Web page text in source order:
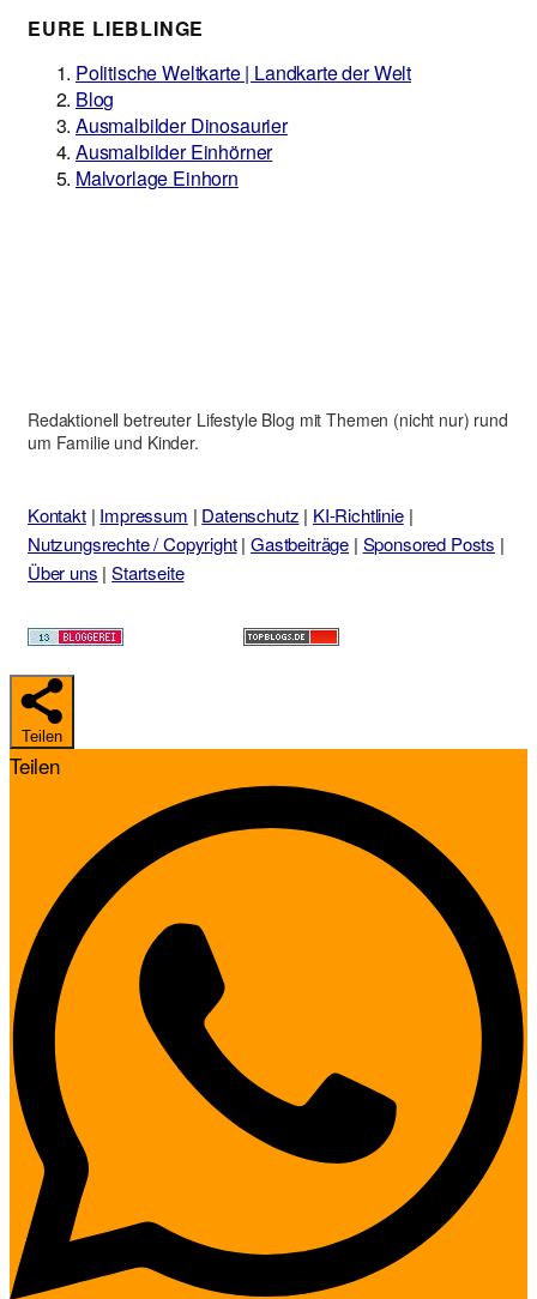
EURE LIEBLINGE
Politische Weltkarte | Landkarte der Welt
Blog
Ausmalbilder Dinosaurier
Ausmalbilder Einhörner
Malvorlage Einhorn
Redaktionell betreuter Lifestyle Blog mit Themen (nicht nur) rund
um Familie und Kinder.
Kontakt| Impressum | Datenschutz | KI-Richtlinie|
Nutzungsrechte / Copyright|Gastbeiträge | Sponsored Posts |
Über uns |Startseite
Teilen
Teilen